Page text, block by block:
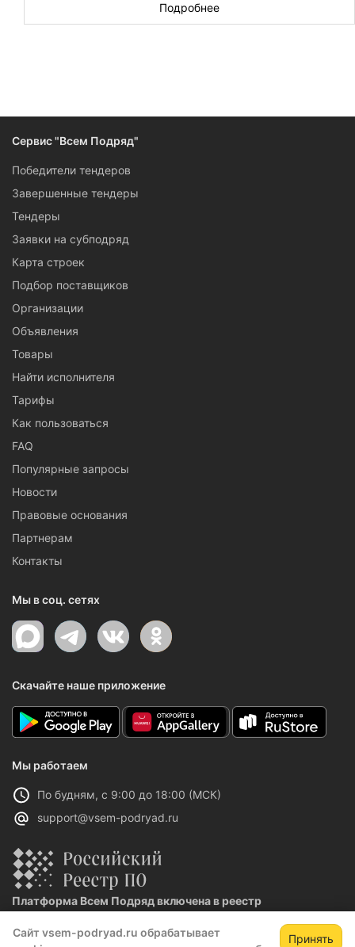
Сайт vsem-podryad.ru обрабатывает
Принять
Новых торгов за сегодня: 6
строительство мостов, тоннелей и сопутствующие работы в
Симферополе.
Подробнее
Сервис "Всем Подряд"
Победители тендеров
Завершенные тендеры
Тендеры
Заявки на субподряд
Карта строек
Подбор поставщиков
Организации
Объявления
Товары
Найти исполнителя
Тарифы
Как пользоваться
FAQ
Популярные запросы
Новости
Правовые основания
Партнерам
Контакты
Мы в соц. сетях
Скачайте наше приложение
Мы работаем
По будням, с 9:00 до 18:00 (МСК)
support@vsem-podryad.ru
Платформа Всем Подряд включена в реестр
Реестровая запись №32021 от 06.02.2026